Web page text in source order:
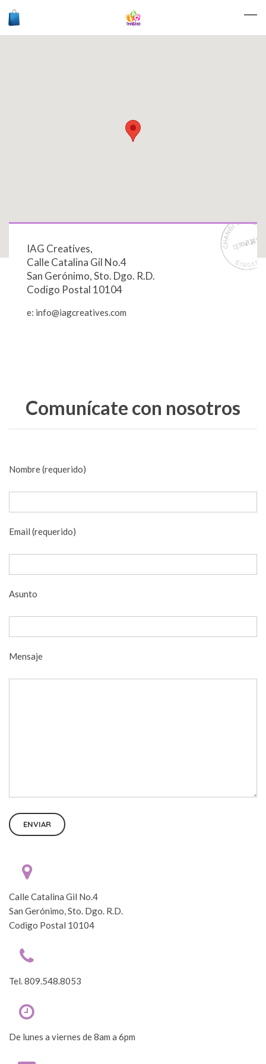
IAG Creatives,
Calle Catalina Gil No.4
San Gerónimo, Sto. Dgo. R.D.
Codigo Postal 10104
e: info@iagcreatives.com
Comunícate con nosotros
Nombre (requerido)
Email (requerido)
Asunto
Mensaje
Calle Catalina Gil No.4
San Gerónimo, Sto. Dgo. R.D.
Codigo Postal 10104
Tel. 809.548.8053
De lunes a viernes de 8am a 6pm